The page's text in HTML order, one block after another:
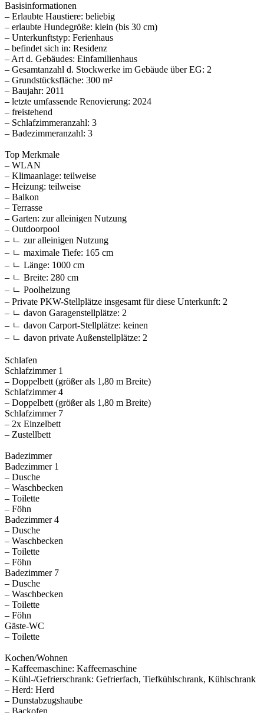
Basisinformationen
– Erlaubte Haustiere: beliebig
– erlaubte Hundegröße: klein (bis 30 cm)
– Unterkunftstyp: Ferienhaus
– befindet sich in: Residenz
– Art d. Gebäudes: Einfamilienhaus
– Gesamtanzahl d. Stockwerke im Gebäude über EG: 2
– Grundstücksfläche: 300 m²
– Baujahr: 2011
– letzte umfassende Renovierung: 2024
– freistehend
– Schlafzimmeranzahl: 3
– Badezimmeranzahl: 3
Top Merkmale
– WLAN
– Klimaanlage: teilweise
– Heizung: teilweise
– Balkon
– Terrasse
– Garten: zur alleinigen Nutzung
– Outdoorpool
– ㄴ zur alleinigen Nutzung
– ㄴ maximale Tiefe: 165 cm
– ㄴ Länge: 1000 cm
– ㄴ Breite: 280 cm
– ㄴ Poolheizung
– Private PKW-Stellplätze insgesamt für diese Unterkunft: 2
– ㄴ davon Garagenstellplätze: 2
– ㄴ davon Carport-Stellplätze: keinen
– ㄴ davon private Außen­stellplätze: 2
Schlafen
Schlafzimmer 1
– Doppelbett (größer als 1,80 m Breite)
Schlafzimmer 4
– Doppelbett (größer als 1,80 m Breite)
Schlafzimmer 7
– 2x Einzelbett
– Zustellbett
Badezimmer
Badezimmer 1
– Dusche
– Waschbecken
– Toilette
– Föhn
Badezimmer 4
– Dusche
– Waschbecken
– Toilette
– Föhn
Badezimmer 7
– Dusche
– Waschbecken
– Toilette
– Föhn
Gäste-WC
– Toilette
Kochen/Wohnen
– Kaffeemaschine: Kaffeemaschine
– Kühl-/Gefrierschrank: Gefrierfach, Tiefkühlschrank, Kühlschrank
– Herd: Herd
– Dunstabzugshaube